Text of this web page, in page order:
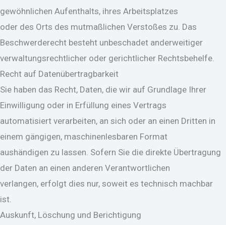
gewöhnlichen Aufenthalts, ihres Arbeitsplatzes
oder des Orts des mutmaßlichen Verstoßes zu. Das
Beschwerderecht besteht unbeschadet anderweitiger
verwaltungsrechtlicher oder gerichtlicher Rechtsbehelfe.
Recht auf Datenübertragbarkeit
Sie haben das Recht, Daten, die wir auf Grundlage Ihrer
Einwilligung oder in Erfüllung eines Vertrags
automatisiert verarbeiten, an sich oder an einen Dritten in
einem gängigen, maschinenlesbaren Format
aushändigen zu lassen. Sofern Sie die direkte Übertragung
der Daten an einen anderen Verantwortlichen
verlangen, erfolgt dies nur, soweit es technisch machbar
ist.
Auskunft, Löschung und Berichtigung